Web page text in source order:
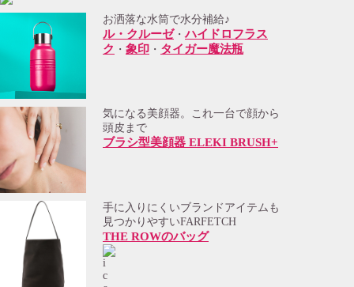
お洒落な水筒で水分補給♪
ル・クルーゼ・ハイドロフラス
ク ・ 象印 ・ タイガー魔法瓶
気になる美顔器。これ一台で顔から
頭皮まで
ブラシ型美顔器 ELEKI BRUSH+
手に入りにくいブランドアイテムも
見つかりやすいFARFETCH
THE ROWのバッグ